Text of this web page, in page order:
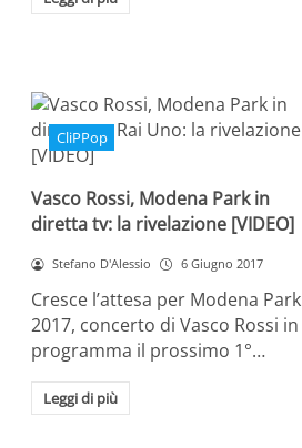
CliPPop
Vasco Rossi, Modena Park in
diretta tv: la rivelazione [VIDEO]
Stefano D'Alessio 6 Giugno 2017
Cresce l’attesa per Modena Park
2017, concerto di Vasco Rossi in
programma il prossimo 1°…
Leggi di più